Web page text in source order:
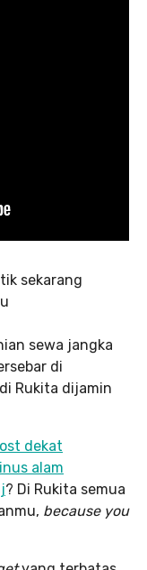
sekarang
sewa jangka
di
Rukita dijamin
dekat
alam
? Di Rukita semua
because you